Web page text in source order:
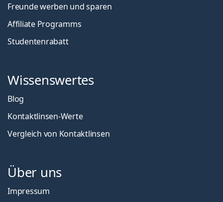
Freunde werben und sparen
Affiliate Programms
Studentenrabatt
Wissenswertes
Blog
Kontaktlinsen-Werte
Vergleich von Kontaktlinsen
Über uns
Impressum